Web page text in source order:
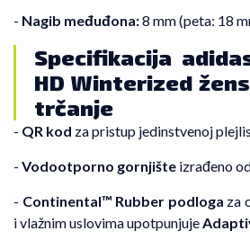
- Nagib međuđona:8 mm (peta: 18
Specifikacija
HD Winterized
trčanje
- QR kod za pristup jedinstvenoj
- Vodootporno gornjište izrađeno
- Continental™ Rubber podloga za
i vlažnim uslovima upotpunjuje